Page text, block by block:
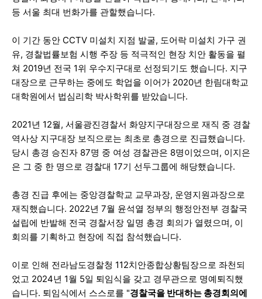
등 서울 최대 번화가를 관할했습니다.
이 기간 동안 CCTV 미설치 지점 발굴, 도어락 미설치 가구 권
유, 경찰법률보험 시행 주장 등 적극적인 현장 치안 활동을 펼
쳐 2019년 전국 1위 우수지구대로 선정되기도 했습니다. 지구
대장으로 근무하는 중에도 학업을 이어가 2020년 한림대학교
대학원에서 법심리학 박사학위를 받았습니다.
2021년 12월, 서울광진경찰서 화양지구대장으로 재직 중 경찰
역사상 지구대장 보직으로는 최초로 총경으로 진급했습니다.
당시 총경 승진자 87명 중 여성 경찰관은 8명이었으며, 이지은
은 그 중 한 명으로 경찰대 17기 선두그룹에 해당했습니다.
총경 진급 후에는 중앙경찰학교 교무과장, 운영지원과장으로
재직했습니다. 2022년 7월 윤석열 정부의 행정안전부 경찰국
설립에 반발해 전국 경찰서장 일명 총경 회의가 열렸으며, 이
회의를 기획하고 현장에 직접 참석했습니다.
이로 인해 전라남도경찰청 112치안종합상황팀장으로 좌천되
었고 2024년 1월 5일 퇴임식을 갖고 경무관으로 명예퇴직했
습니다. 퇴임식에서 스스로를 "경찰국을 반대하는 총경회의에